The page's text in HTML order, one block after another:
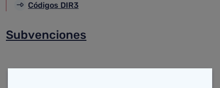
Códigos DIR3
Subvenciones